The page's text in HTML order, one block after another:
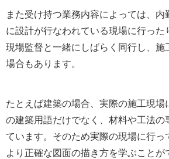
また受け持つ業務内容によっては、内
に設計が行なわれている現場に行った
現場監督と一緒にしばらく同行し、施
場合もあります。
たとえば建築の場合、実際の施工現場
の建築用語だけでなく、材料や工法の
ています。そのため実際の現場に行っ
より正確な図面の描き方を学ぶことが